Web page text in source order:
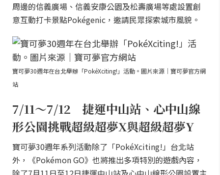
周邊的信義廣場、信義安康公園及松壽廣場等處設置創
意互動打卡景點Pokégenic，邀請民眾探索城市風貌。
寶可夢30週年在台北舉辦「PokéXciting!」活動。圖片來源｜寶可夢官方網
站
7/11～7/12 捷運中山站、心中山線
形公園挑戰超級超夢X與超級超夢Y
寶可夢30週年系列活動除了「PokéXciting!」台北站
外，《Pokémon GO》也將推出多項特別的遊戲內容，